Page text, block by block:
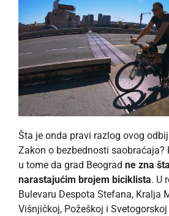
Šta je onda pravi razlog ovog
Zakon o bezbednosti saobraćaja?
u tome da grad Beograd ne zna
narastajućim brojem biciklista. U
Bulevaru Despota Stefana, Kralja
Višnjičkoj, Požeškoj i